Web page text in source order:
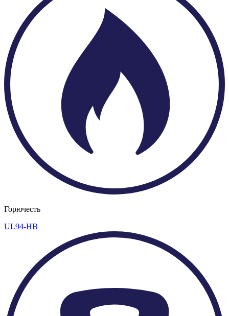
Горючесть
UL94-HB